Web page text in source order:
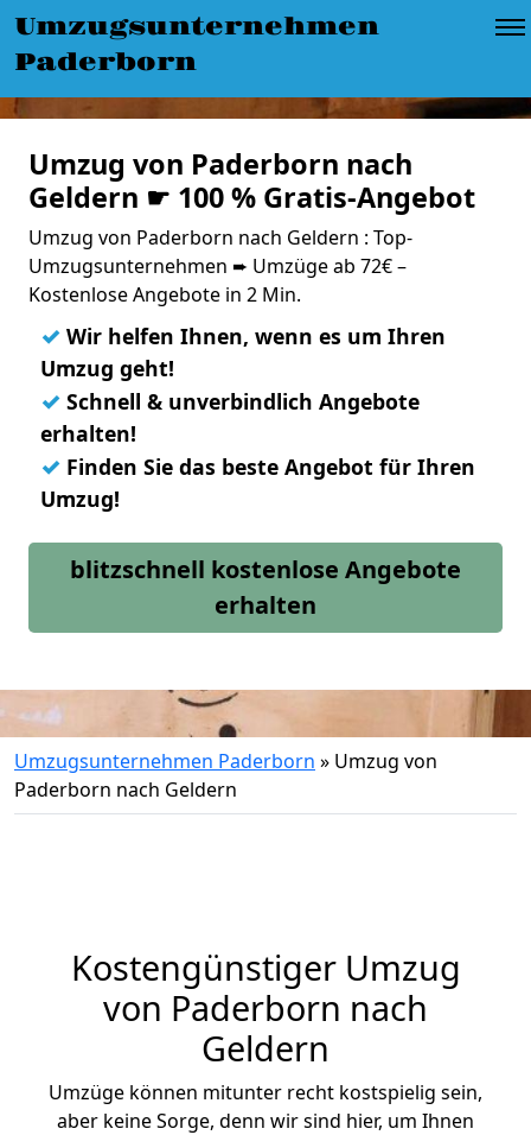
Umzugsunternehmen
Paderborn
Umzug von Paderborn nach
Geldern ☛ 100 % Gratis-Angebot
Umzug von Paderborn nach Geldern : Top-
Umzugsunternehmen ➨ Umzüge ab 72€ –
Kostenlose Angebote in 2 Min.
✓ Wir helfen Ihnen, wenn es um Ihren
Umzug geht!
✓ Schnell & unverbindlich Angebote
erhalten!
✓ Finden Sie das beste Angebot für Ihren
Umzug!
blitzschnell kostenlose Angebote
erhalten
Umzugsunternehmen Paderborn » Umzug von
Paderborn nach Geldern
Kostengünstiger Umzug
von Paderborn nach
Geldern
Umzüge können mitunter recht kostspielig sein,
aber keine Sorge, denn wir sind hier, um Ihnen